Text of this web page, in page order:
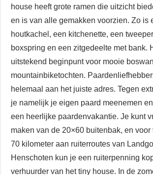
house heeft grote ramen die uitzicht
en is van alle gemakken voorzien. Zo is
houtkachel, een kitchenette, een
boxspring en een zitgedeelte met bank.
uitstekend beginpunt voor mooie
mountainbiketochten.
helemaal aan het juiste adres. Tegen
je namelijk je eigen paard meenemen
een heerlijke paardenvakantie. Je kunt
maken van de 20×60 buitenbak, en voor
70 kilometer aan ruiterroutes van
Henschoten kun je een ruiterpenning
verhuurder van het tiny house. In de